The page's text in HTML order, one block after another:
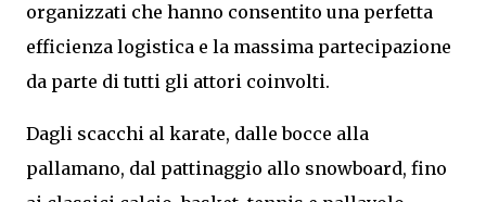
organizzati che hanno consentito una perfetta
efficienza logistica e la massima partecipazione
da parte di tutti gli attori coinvolti.
Dagli scacchi al karate, dalle bocce alla
pallamano, dal pattinaggio allo snowboard, fino